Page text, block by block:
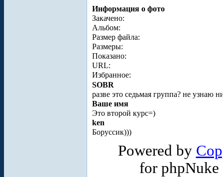
Информация о фото
Закачено:
Альбом:
Размер файла:
Размеры:
Показано:
URL:
Избранное:
SOBR
разве это седьмая группа? не узнаю
Ваше имя
Это второй курс=)
ken
Боруссик)))
Powered by
for